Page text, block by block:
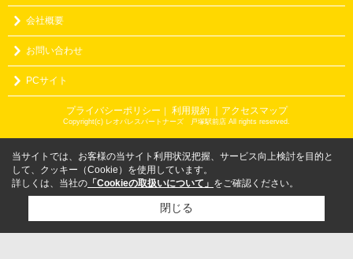
会社概要
お問い合わせ
PCサイト
プライバシーポリシー ｜ 利用規約 ｜アクセスマップ
Copyright(c) レオパレスパートナーズ 戸塚駅前店 All rights reserved.
当サイトでは、お客様の当サイト利用状況把握、サービス向上検討を目的と
して、クッキー（Cookie）を使用しています。
詳しくは、当社の 「Cookieの取扱いについて」 をご確認ください。
閉じる